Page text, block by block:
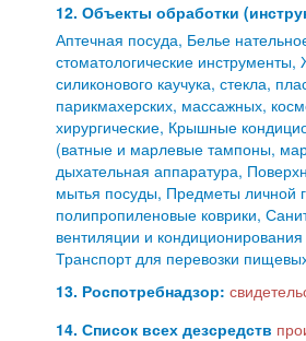
12. Объекты обработки
Аптечная посуда, Белье
стоматологические
силиконового каучука, стекла,
парикмахерских, массажных,
хирургические, Крышные
(ватные и марлевые тампоны,
дыхательная аппаратура,
мытья посуды, Предметы личной
полипропиленовые коврики,
вентиляции и
Транспорт для перевозки
13. Роспотребнадзор:
14. Список всех дезсредств